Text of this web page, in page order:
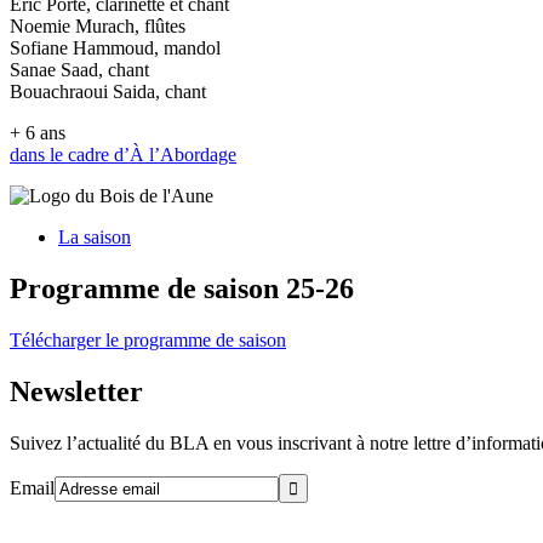
Eric Porte, clarinette et chant
Noemie Murach, flûtes
Sofiane Hammoud, mandol
Sanae Saad, chant
Bouachraoui Saida, chant
+ 6 ans
dans le cadre d’À l’Abordage
La saison
Programme de saison 25-26
Télécharger le programme de saison
Newsletter
Suivez l’actualité du BLA en vous inscrivant à notre lettre
Email